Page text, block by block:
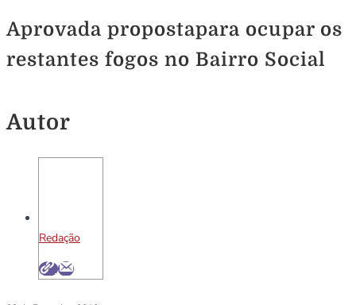
Aprovada propostapara ocupar os
restantes fogos no Bairro Social
Autor
Redação